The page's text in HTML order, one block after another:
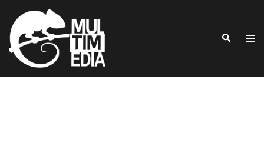
contenu